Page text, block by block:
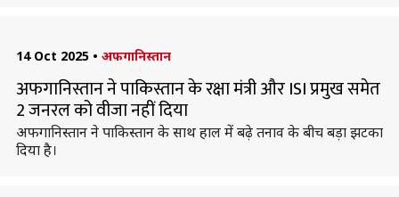
14 Oct 2025 • अफगानिस्तान
अफगानिस्तान ने पाकिस्तान के रक्षा मंत्री और ISI प्रमुख समेत
2 जनरल को वीजा नहीं दिया
अफगानिस्तान ने पाकिस्तान के साथ हाल में बढ़े तनाव के बीच बड़ा झटका
दिया है।